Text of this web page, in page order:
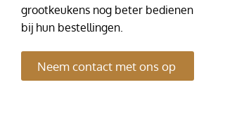
grootkeukens nog beter bedienen
bij hun bestellingen.
Neem contact met ons op